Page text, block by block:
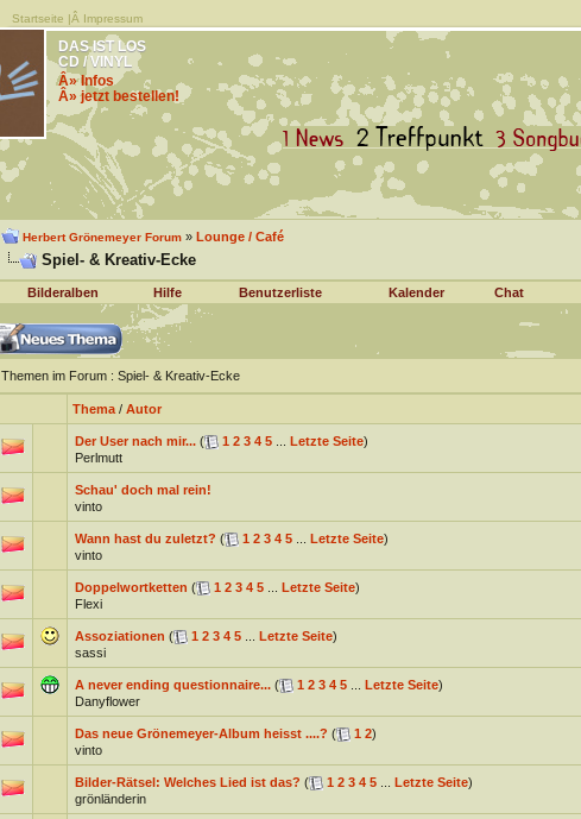
Startseite |Â Impressum
DAS IST LOS
CD / VINYL
Â» Infos
Â» jetzt bestellen!
Herbert Grönemeyer Forum» Lounge / Café
Spiel- & Kreativ-Ecke
Bilderalben Hilfe Benutzerliste Kalender Chat
Themen im Forum: Spiel- & Kreativ-Ecke
Thema/ Autor
Der User nach mir... ( 1 2 3 4 5... Letzte Seite)
Perlmutt
Schau' doch mal rein!
vinto
Wann hast du zuletzt? ( 1 2 3 4 5... Letzte Seite)
vinto
Doppelwortketten ( 1 2 3 4 5... Letzte Seite)
Flexi
Assoziationen ( 1 2 3 4 5... Letzte Seite)
sassi
A never ending questionnaire... ( 1 2 3 4 5... Letzte Seite)
Danyflower
Das neue Grönemeyer-Album heisst ....? ( 1 2)
vinto
Bilder-Rätsel: Welches Lied ist das? ( 1 2 3 4 5... Letzte Seite)
grönländerin